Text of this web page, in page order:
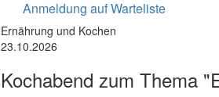
Anmeldung auf Warteliste
Ernährung und Kochen
23.10.2026
Kochabend zum Thema